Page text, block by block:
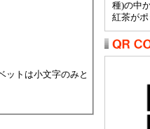
ットは小文字のみと
種)の中
紅茶が